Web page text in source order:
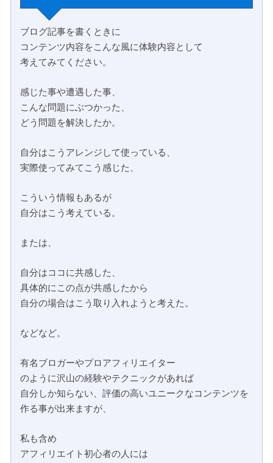
ブログ記事を書くときに
コンテンツ内容をこんな風に体験内容として
考えてみてください。
感じた事や遭遇した事、
こんな問題にぶつかった、
どう問題を解決したか。
自分はこうアレンジして使っている、
実際使ってみてこう感じた、
こういう情報もあるが
自分はこう考えている。
または、
自分はココに共感した、
具体的にこの点が共感したから
自分の場合はこう取り入れようと考えた。
などなど。
有名ブロガーやプロアフィリエイター
のように沢山の経験やテクニックがあれば
自分しか知らない、評価の高いユニークなコンテンツを
作る事が出来ますが、
私も含め
アフィリエイト初心者の人には